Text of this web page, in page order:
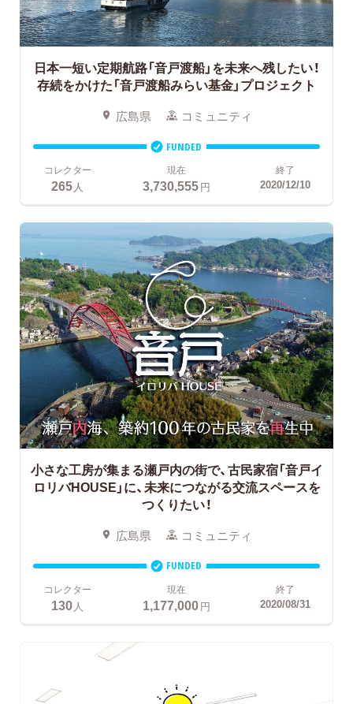
日本一短い定期航路「音戸渡船」を未来へ残したい！
存続をかけた「音戸渡船みらい基金」プロジェクト
広島県 コミュニティ
FUNDED
コレクター
265人
現在
3,730,555円
終了
2020/12/10
小さな工房が集まる瀬戸内の街で、古民家宿「音戸イ
ロリバHOUSE」に、未来につながる交流スペースを
つくりたい！
広島県 コミュニティ
FUNDED
コレクター
130 人
現在
1,177,000円
終了
2020/08/31